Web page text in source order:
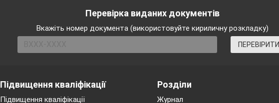
Перевірка виданих документів
Вкажіть номер документа (використовуйте кириличну розкладку)
ПЕРЕВІРИТИ
Підвищення кваліфікації
Підвищення кваліфікації
Розділи
Журнал